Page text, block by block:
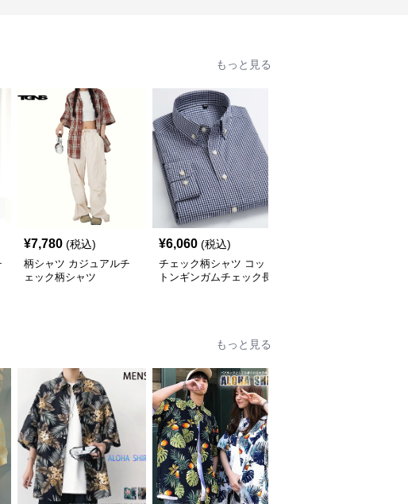
もっと見る
¥7,780 (税込)
柄シャツ カジュアルチ
ェック柄シャツ
¥6,060 (税込)
チェック柄シャツ コッ
トンギンガムチェック長
もっと見る